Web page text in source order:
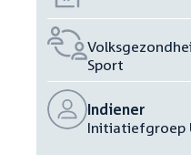
Sport
Indiener
Initiatiefgroep